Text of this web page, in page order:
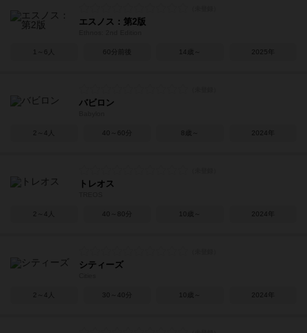
エスノス：第2版
1～6人 60分前後 14歳～ 2025年
バビロン
2～4人 40～60分 8歳～ 2024年
トレオス
2～4人 40～80分 10歳～ 2024年
シティーズ
2～4人 30～40分 10歳～ 2024年